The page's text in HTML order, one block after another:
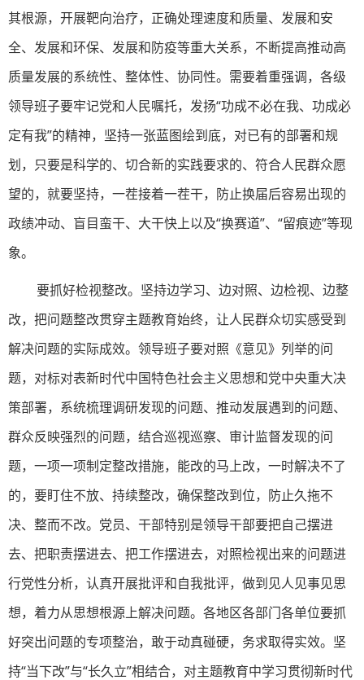
其根源，开展靶向治疗，正确处理速度和质量、发展和安
全、发展和环保、发展和防疫等重大关系，不断提高推动高
质量发展的系统性、整体性、协同性。需要着重强调，各级
领导班子要牢记党和人民嘱托，发扬“功成不必在我、功成必
定有我”的精神，坚持一张蓝图绘到底，对已有的部署和规
划，只要是科学的、切合新的实践要求的、符合人民群众愿
望的，就要坚持，一茬接着一茬干，防止换届后容易出现的
政绩冲动、盲目蛮干、大干快上以及“换赛道”、“留痕迹”等现
象。
要抓好检视整改。坚持边学习、边对照、边检视、边整
改，把问题整改贯穿主题教育始终，让人民群众切实感受到
解决问题的实际成效。领导班子要对照《意见》列举的问
题，对标对表新时代中国特色社会主义思想和党中央重大决
策部署，系统梳理调研发现的问题、推动发展遇到的问题、
群众反映强烈的问题，结合巡视巡察、审计监督发现的问
题，一项一项制定整改措施，能改的马上改，一时解决不了
的，要盯住不放、持续整改，确保整改到位，防止久拖不
决、整而不改。党员、干部特别是领导干部要把自己摆进
去、把职责摆进去、把工作摆进去，对照检视出来的问题进
行党性分析，认真开展批评和自我批评，做到见人见事见思
想，着力从思想根源上解决问题。各地区各部门各单位要抓
好突出问题的专项整治，敢于动真碰硬，务求取得实效。坚
持“当下改”与“长久立”相结合，对主题教育中学习贯彻新时代